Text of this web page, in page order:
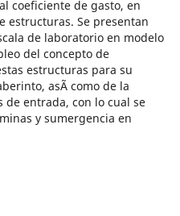
coeficiente de gasto, en
estructuras. Se presentan
de laboratorio en modelo
del concepto de
estructuras para su
asÃ­ como de la
entrada, con lo cual se
y sumergencia en